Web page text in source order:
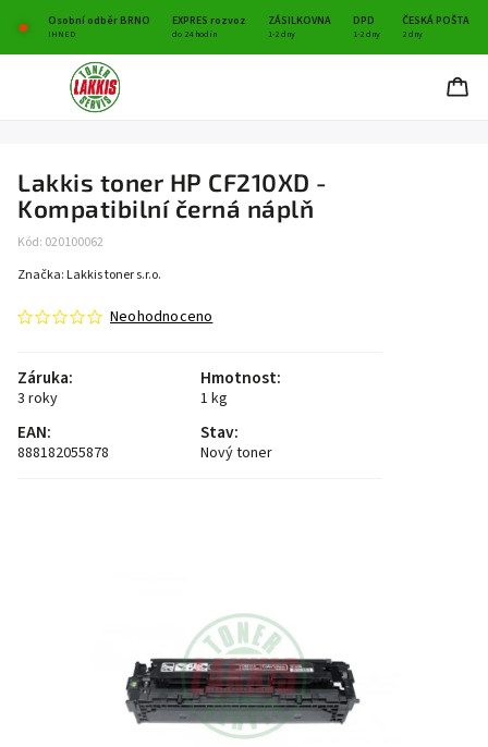
Osobní odběr BRNO EXPRES rozvoz ZÁSILKOVNA DPD ČESKÁ POŠTA
IHNED do 24 hodin 1-2 dny 1-2 dny 2 dny
Lakkis toner HP CF210XD -
Kompatibilní černá náplň
Kód: 020100062
Neohodnoceno
Záruka:
3 roky
Hmotnost:
1 kg
EAN:
888182055878
Stav:
Nový toner
Značka: Lakkis toner s.r.o.